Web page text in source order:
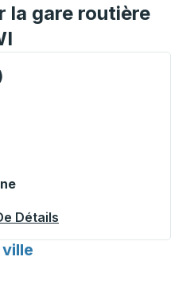
la gare routière
les touches fléchées ou la
Détails